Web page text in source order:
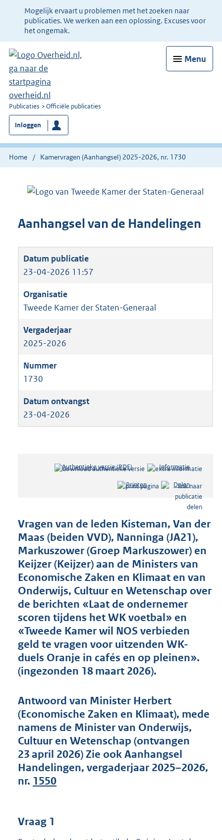
Ter
informatie:
Mogelijk ervaart u problemen met het zoeken naar
publicaties. We werken aan een oplossing. Excuses voor
het ongemak.
Menu
U
bent
nu
hier:
Publicaties Officiële publicaties
Inloggen
Home Kamervragen (Aanhangsel) 2025-2026, nr. 1730
Aanhangsel van de Handelingen
23-04-2026 11:57
Tweede Kamer der Staten-Generaal
2025-2026
1730
23-04-2026
Authentieke versie (PDF)b
s
d
s
g
r
o
t
t
:
5
0
K
Informatie
Printen Delen
Vragen van de leden Kisteman, Van der
Maas (beiden VVD), Nanninga (JA21),
Markuszower (Groep Markuszower) en
Keijzer (Keijzer) aan de Ministers van
Economische Zaken en Klimaat en van
Onderwijs, Cultuur en Wetenschap over
de berichten «Laat de ondernemer
scoren tijdens het WK voetbal» en
«Tweede Kamer wil NOS verbieden
geld te vragen voor uitzenden WK-
duels Oranje in cafés en op pleinen».
(ingezonden 18 maart 2026).
Antwoord van Minister Herbert
(Economische Zaken en Klimaat), mede
namens de Minister van Onderwijs,
Cultuur en Wetenschap (ontvangen
23 april 2026) Zie ook Aanhangsel
Handelingen, vergaderjaar 2025–2026,
nr. 1550
Vraag 1